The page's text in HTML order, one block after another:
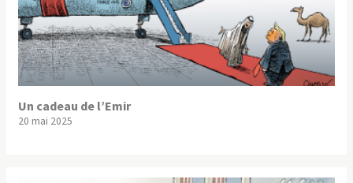
Un cadeau de l’Emir
20 mai 2025